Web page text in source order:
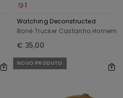
1
Watching Deconstructed
Boné Trucker Castanho Homem
€ 35,00
NOVO PRODUTO